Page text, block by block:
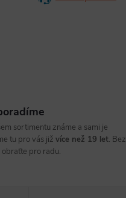
sortimentu známe a sami je
tu pro vás již více než 19 let. Bez
obraťte pro radu.